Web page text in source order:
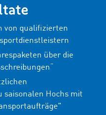
von qualifizierten
über die
saisonalen Hochs mit
aufträge"